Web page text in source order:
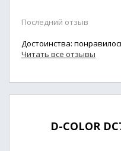
Последний отзыв
Достоинства:
Читать все отзывы
D-COLOR